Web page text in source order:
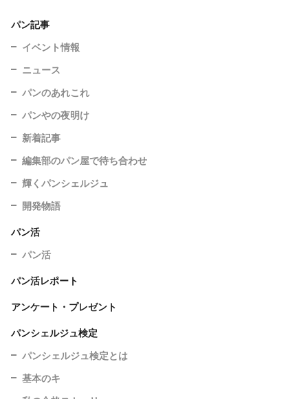
パン記事
イベント情報
ニュース
パンのあれこれ
パンやの夜明け
新着記事
編集部のパン屋で待ち合わせ
輝くパンシェルジュ
開発物語
パン活
パン活
パン活レポート
アンケート・プレゼント
パンシェルジュ検定
パンシェルジュ検定とは
基本のキ